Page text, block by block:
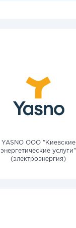
YASNO OOO "Киевские
энергетические услуги"
(электроэнергия)